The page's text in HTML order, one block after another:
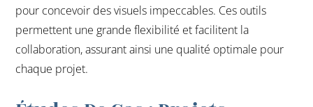
pour concevoir des visuels impeccables. Ces outils
permettent une grande flexibilité et facilitent la
collaboration, assurant ainsi une qualité optimale pour
chaque projet.